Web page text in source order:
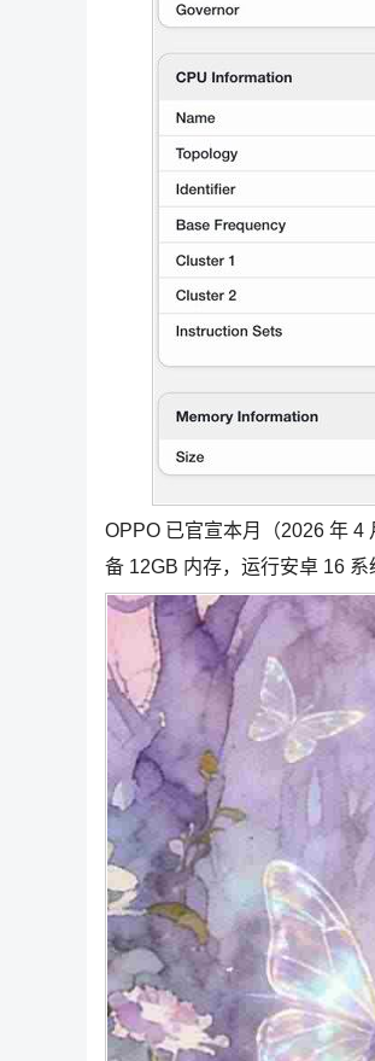
OPPO 已官宣本月（2026 年 4
备 12GB 内存，运行安卓 16 系